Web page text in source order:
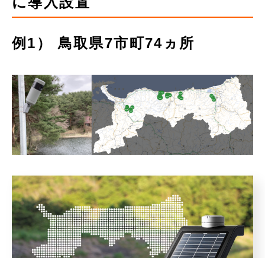
例1） 鳥取県7市町74ヵ所